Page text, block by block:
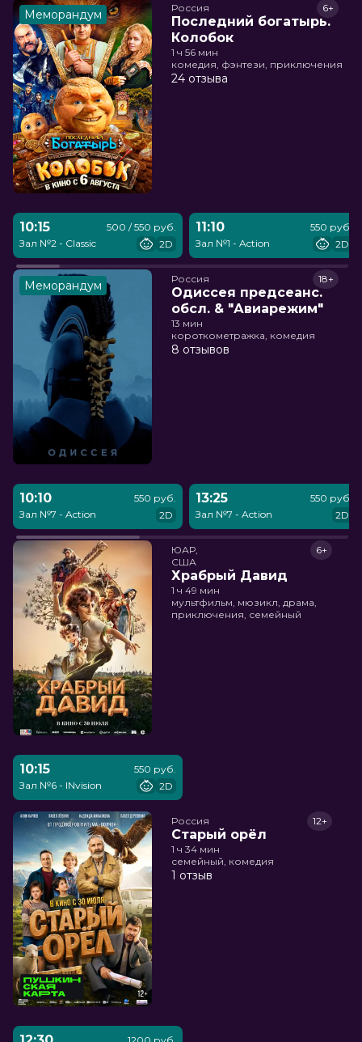
Меморандум Россия
Последний богатырь.
Колобок
6+
1 ч 56 мин
комедия, фэнтези, приключения
24 отзыва
10:15
Зал №2 - Classic
500 / 550 руб.
2D
11:10
Зал №1 - Action
550 руб.
2D
Меморандум Россия
Одиссея предсеанс.
обсл. & "Авиарежим"
18+
13 мин
короткометражка, комедия
8 отзывов
10:10
Зал №7 - Action
550 руб.
2D
13:25
Зал №7 - Action
550 руб.
2D
ЮАР,
США
Храбрый Давид
6+
1 ч 49 мин
мультфильм, мюзикл, драма,
приключения, семейный
10:15
Зал №6 - INvision
550 руб.
2D
Россия
Старый орёл
12+
1 ч 34 мин
семейный, комедия
1 отзыв
1200 руб.